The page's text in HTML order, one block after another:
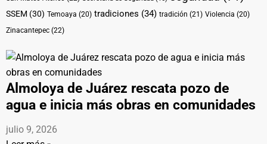
SSEM (30) Temoaya (20) tradiciones (34) tradición (21) Violencia (20)
Zinacantepec (22)
Almoloya de Juárez rescata pozo de
agua e inicia más obras en comunidades
julio 9, 2026